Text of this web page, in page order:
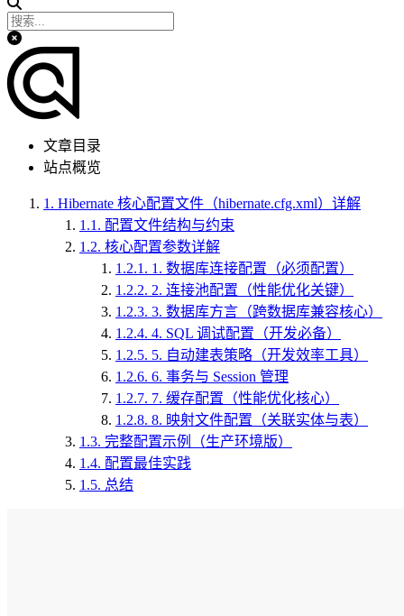
文章目录
站点概览
1. Hibernate 核心配置文件（hibernate.cfg.xml）详解
1.1. 配置文件结构与约束
1.2. 核心配置参数详解
1.2.1. 1. 数据库连接配置（必须配置）
1.2.2. 2. 连接池配置（性能优化关键）
1.2.3. 3. 数据库方言（跨数据库兼容核心）
1.2.4. 4. SQL 调试配置（开发必备）
1.2.5. 5. 自动建表策略（开发效率工具）
1.2.6. 6. 事务与 Session 管理
1.2.7. 7. 缓存配置（性能优化核心）
1.2.8. 8. 映射文件配置（关联实体与表）
1.3. 完整配置示例（生产环境版）
1.4. 配置最佳实践
1.5. 总结